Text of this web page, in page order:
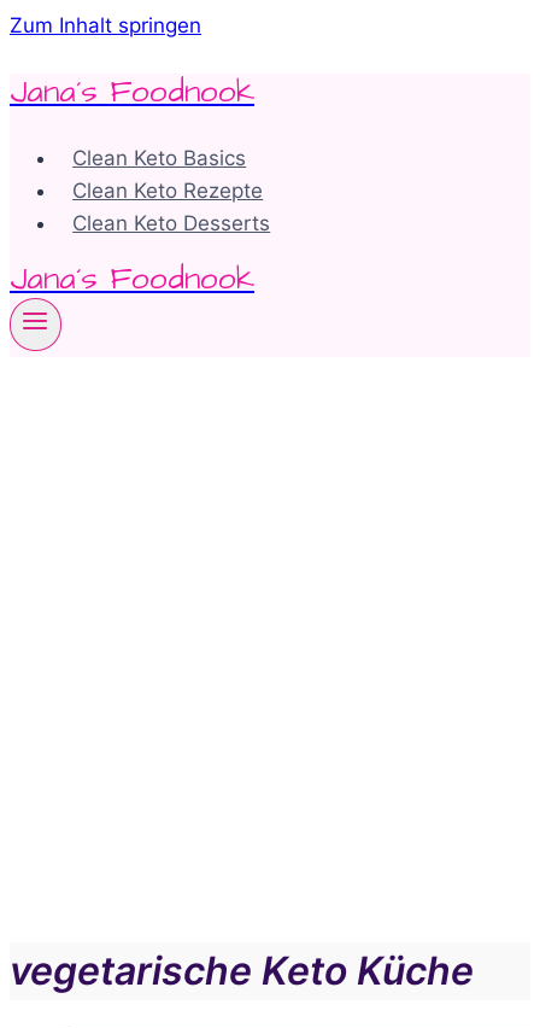
Zum Inhalt springen
Jana´s Foodnook
Clean Keto Basics
Clean Keto Rezepte
Clean Keto Desserts
Jana´s Foodnook
vegetarische Keto Küche